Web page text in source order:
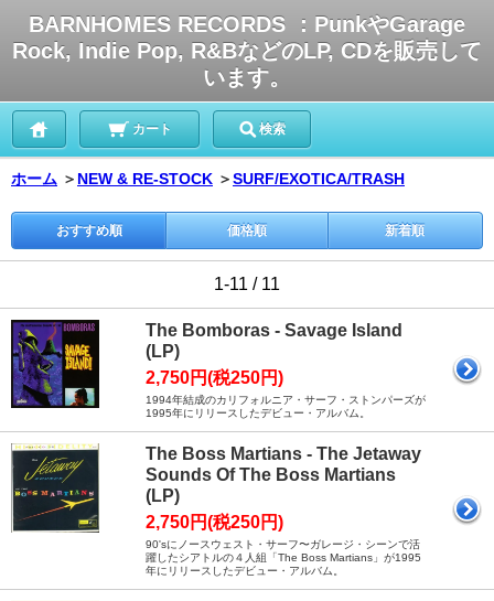
BARNHOMES RECORDS ：PunkやGarage
Rock, Indie Pop, R&BなどのLP, CDを販売して
います。
カート 検索
ホーム ＞ NEW & RE-STOCK ＞SURF/EXOTICA/TRASH
おすすめ順 価格順 新着順
1-11 / 11
The Bomboras - Savage Island
(LP)
2,750円(税250円)
1994年結成のカリフォルニア・サーフ・ストンパーズが
1995年にリリースしたデビュー・アルバム。
The Boss Martians - The Jetaway
Sounds Of The Boss Martians
(LP)
2,750円(税250円)
90'sにノースウェスト・サーフ〜ガレージ・シーンで活
躍したシアトルの４人組「The Boss Martians」が1995
年にリリースしたデビュー・アルバム。